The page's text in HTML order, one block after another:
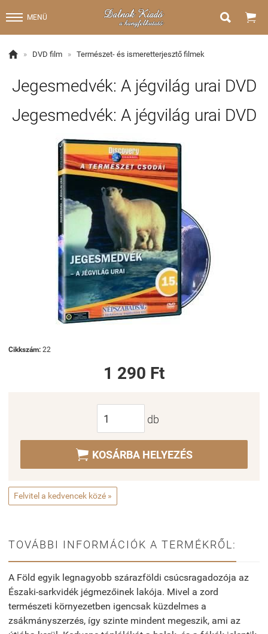
MENÜ  
 » DVD film » Természet- és ismeretterjesztő filmek
Jegesmedvék: A jégvilág urai DVD
Jegesmedvék: A jégvilág urai DVD
Cikkszám: 22
1 290 Ft
db
 KOSÁRBA HELYEZÉS
Felvitel a kedvencek közé »
TOVÁBBI INFORMÁCIÓK A TERMÉKRŐL:
A Föld egyik legnagyobb szárazföldi csúcsragadozója az
Északi-sarkvidék jégmezőinek lakója. Mivel a zord
természeti környezetben igencsak küzdelmes a
zsákmányszerzés, így szinte mindent megeszik, ami az